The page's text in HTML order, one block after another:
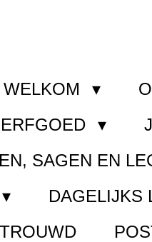
WELKOM
SAGEN EN
DAGELIJKS